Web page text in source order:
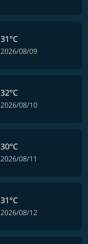
31°C
2026/08/09
32°C
2026/08/10
30°C
2026/08/11
31°C
2026/08/12